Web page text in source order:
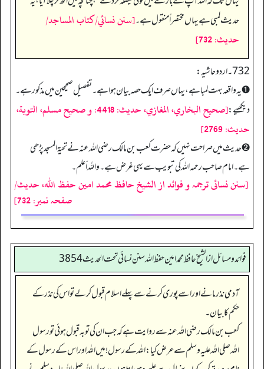
حدیث لمبی ہے یہاں مختصراً منقول ہے۔[سنن نسائي/كتاب المساجد/
حدیث: 732]
732 ۔ اردو حاشیہ:
➊ یہ واقعہ بہت لمبا ہے، یہاں صرف ایک حصہ بیان ہوا ہے۔ تفصیل صحیحین میں مذکور ہے۔
دیکھیے:
[صحیح البخاري، المغازي، حدیث: 4418: و صحیح مسلم، التوبة،
حدیث: 2769]
➋ حدیث میں صراحت نہیں کہ حضرت کعب بن مالک رضی اللہ عنہ نے تحیۃ المسجد پڑھی
ہے۔ امام صاحب رحمہ اللہ کی تبویب سے یہی غرض ہے۔ واللہ أعلم۔
[سنن نسائی ترجمہ و فوائد از الشیخ حافظ محمد امین حفظ اللہ، حدیث/
صفحہ نمبر: 732]
فوائد ومسائل از الشيخ حافظ محمد امين حفظ الله سنن نسائي تحت الحديث3854
آدمی نذر مانے اور اسے پوری کرنے سے پہلے اسلام قبول کر لے تو اس کی نذر کے
حکم کا بیان۔
کعب بن مالک رضی اللہ عنہ سے روایت ہے کہ جب ان کی توبہ قبول ہوئی تو رسول
اللہ صلی اللہ علیہ وسلم سے عرض کیا: اللہ کے رسول! میں اللہ اور اس کے رسول کے